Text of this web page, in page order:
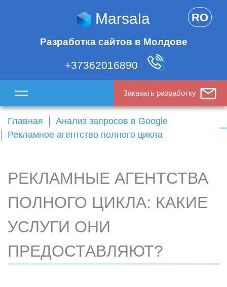
Marsala
Разработка сайтов в Молдове
+37362016890
RO
Заказать разработку
Главная
Анализ запросов в Google
Рекламное агентство полного цикла
РЕКЛАМНЫЕ АГЕНТСТВА
ПОЛНОГО ЦИКЛА: КАКИЕ
УСЛУГИ ОНИ
ПРЕДОСТАВЛЯЮТ?